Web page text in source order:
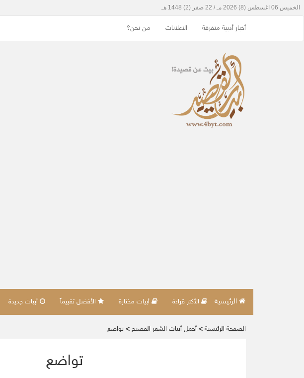
أخبار أدبية متفرقة الاعلانات من نحن؟
الرئيسية الأكثر قراءة أبيات مختارة الأفضل تقييماً أبيات جديدة
الصفحة الرئيسية > أجمل أبيات الشعر الفصيح > تواضع
تواضع